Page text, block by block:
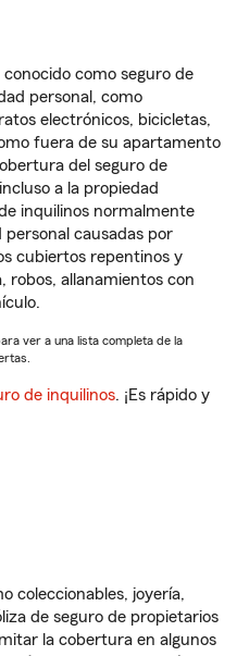
como seguro de
personal, como
electrónicos, bicicletas,
fuera de su apartamento
del seguro de
a la propiedad
inquilinos normalmente
causadas por
cubiertos repentinos y
robos, allanamientos con
ver a una lista completa de la
de inquilinos. ¡Es rápido y
coleccionables, joyería,
de seguro de propietarios
la cobertura en algunos